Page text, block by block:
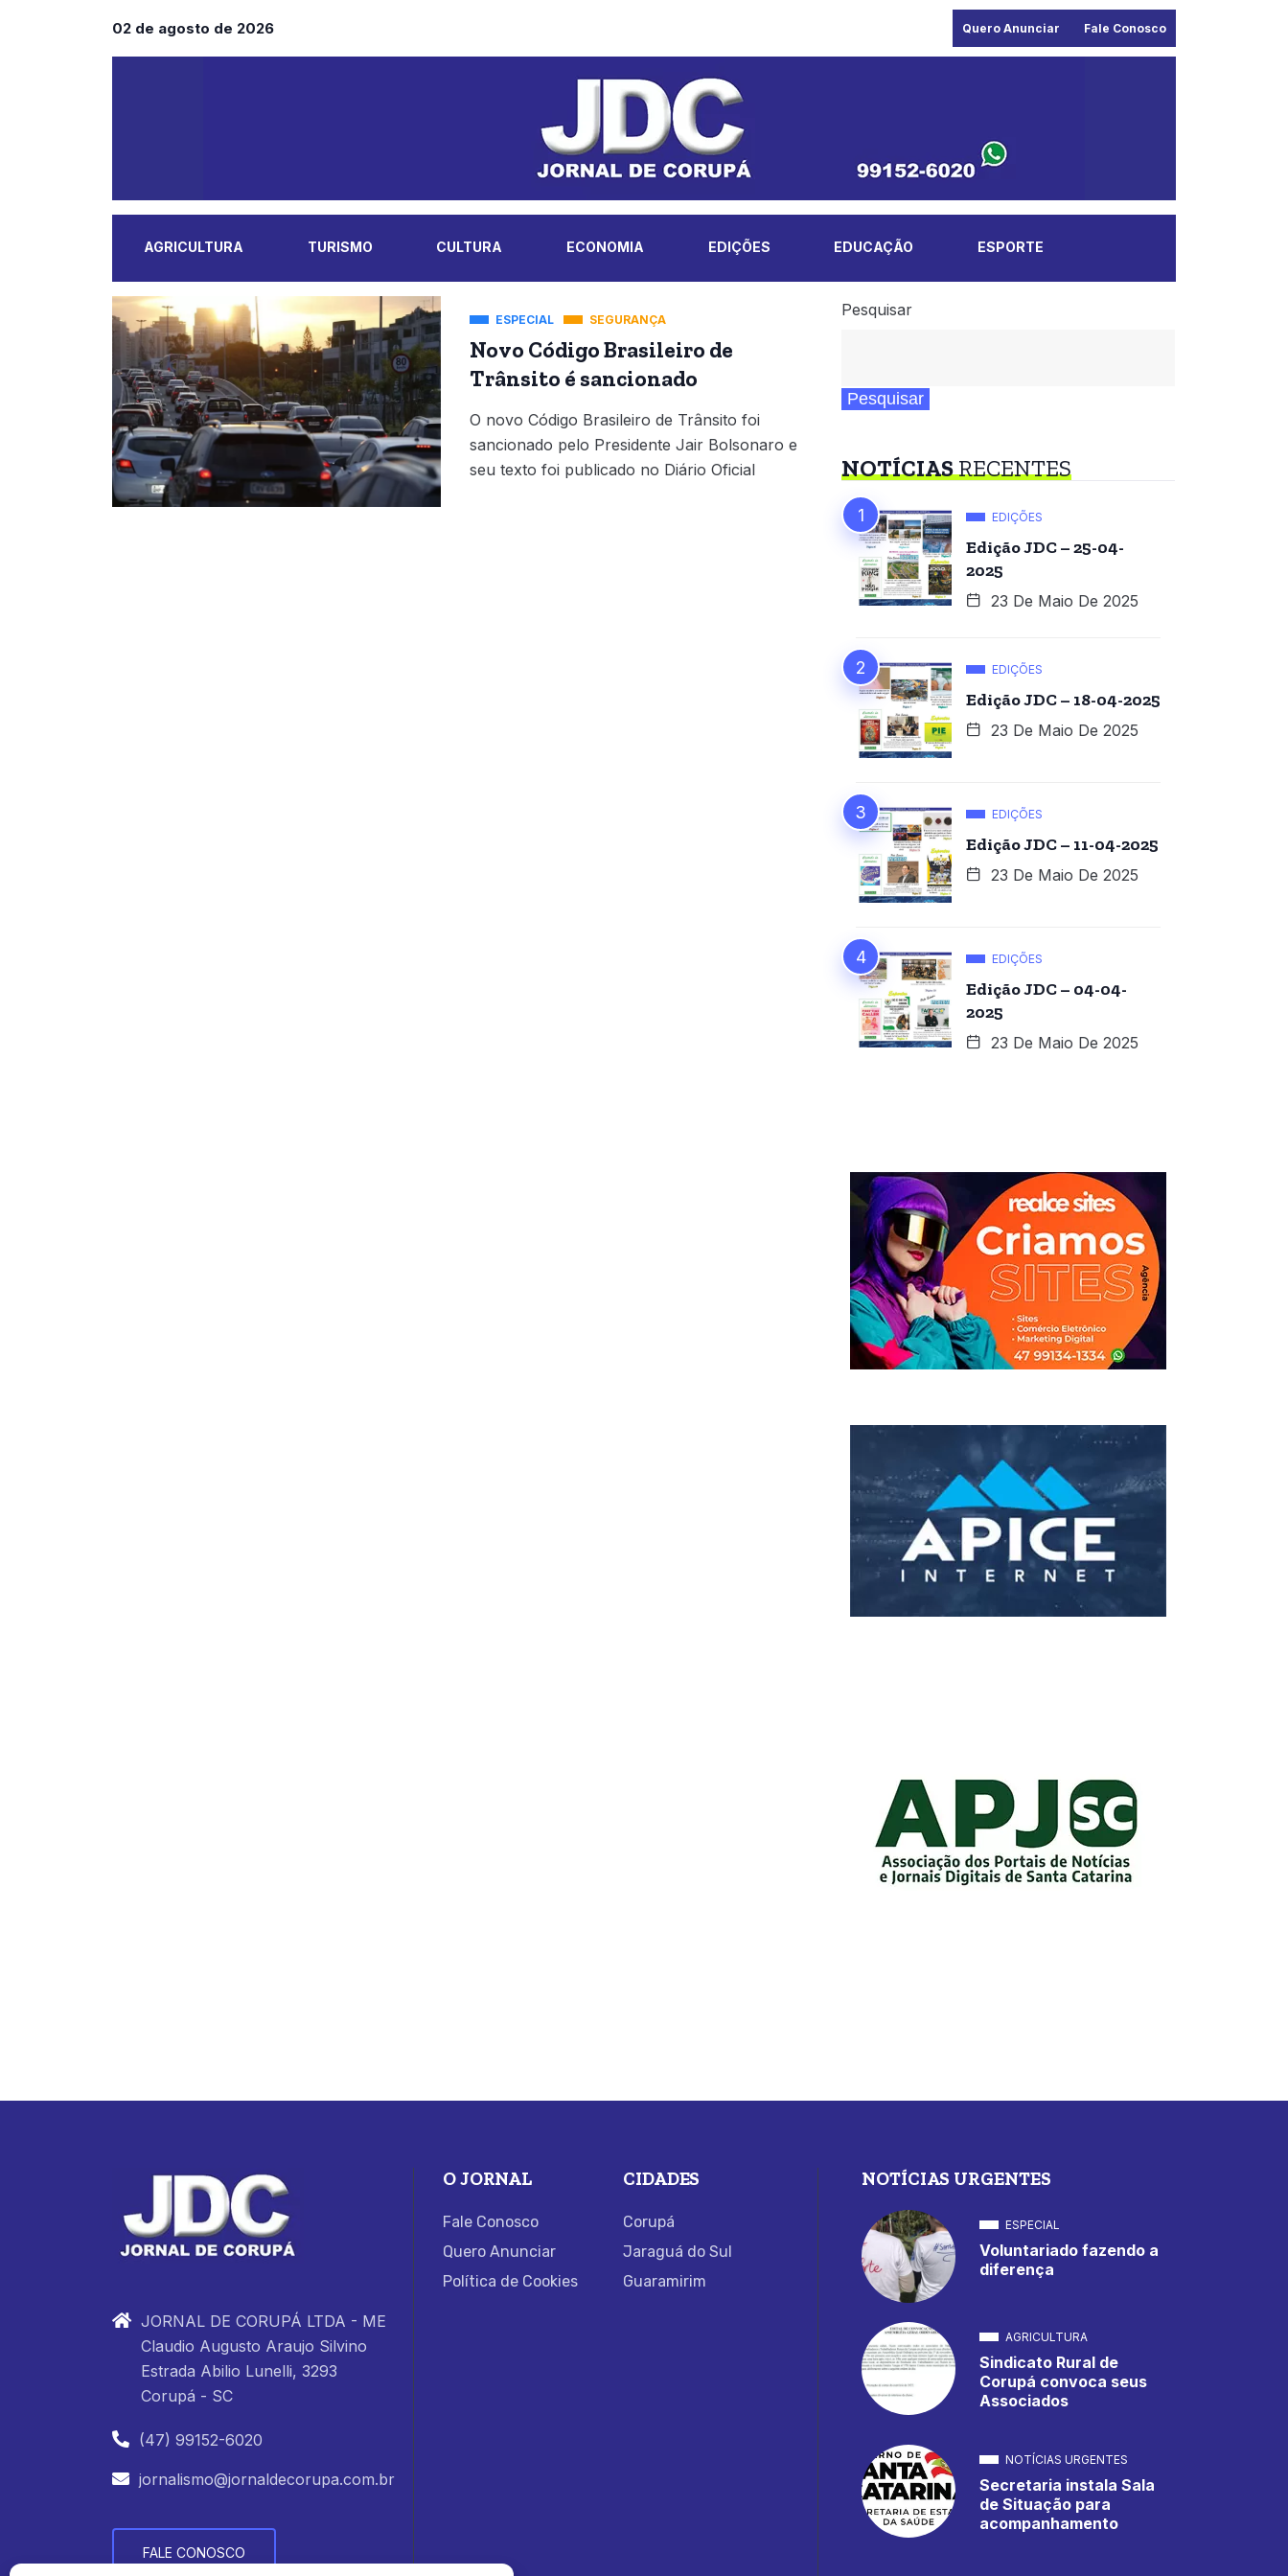
02 de agosto de 2026 Quero Anunciar Fale Conosco
AGRICULTURA TURISMO CULTURA ECONOMIA EDIÇÕES EDUCAÇÃO ESPORTE
MAIS ESPECIAL SEGURANÇA
Novo Código Brasileiro de
Trânsito é sancionado
O novo Código Brasileiro de Trânsito foi
sancionado pelo Presidente Jair Bolsonaro e
seu texto foi publicado no Diário Oficial
Pesquisar
Pesquisar
NOTÍCIASRECENTES
EDIÇÕES
Edição JDC – 25-04-
2025
23 De Maio De 2025
EDIÇÕES
Edição JDC – 18-04-2025
23 De Maio De 2025
EDIÇÕES
Edição JDC – 11-04-2025
23 De Maio De 2025
EDIÇÕES
Edição JDC – 04-04-
2025
23 De Maio De 2025
JORNAL DE CORUPÁ LTDA - ME
Claudio Augusto Araujo Silvino
Estrada Abilio Lunelli, 3293
Corupá - SC
(47) 99152-6020
jornalismo@jornaldecorupa.com.br
FALE CONOSCO
O JORNAL
Fale Conosco
Quero Anunciar
Política de Cookies
CIDADES
Corupá
Jaraguá do Sul
Guaramirim
NOTÍCIAS URGENTES
ESPECIAL
Voluntariado fazendo a
diferença
AGRICULTURA
Sindicato Rural de
Corupá convoca seus
Associados
NOTÍCIAS URGENTES
Secretaria instala Sala
de Situação para
acompanhamento